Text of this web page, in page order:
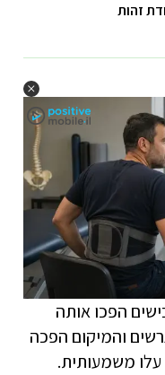
זהות
הפכו אותה
והמיקום הפכה
משמעותית.